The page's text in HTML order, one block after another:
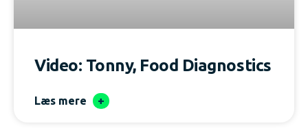
Video: Tonny, Food Diagnostics
Læs mere